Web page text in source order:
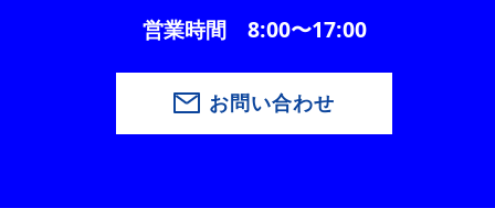
営業時間 8:00〜17:00
お問い合わせ